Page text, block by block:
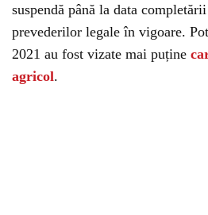
suspendă până la data
prevederilor legale în vigoare.
2021 au fost vizate mai puține
agricol.